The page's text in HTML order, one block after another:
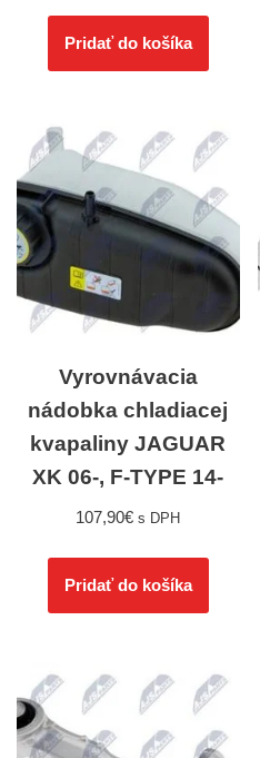
Pridať do košíka
Vyrovnávacia
nádobka chladiacej
kvapaliny JAGUAR
XK 06-, F-TYPE 14-
107,90€ s DPH
Pridať do košíka